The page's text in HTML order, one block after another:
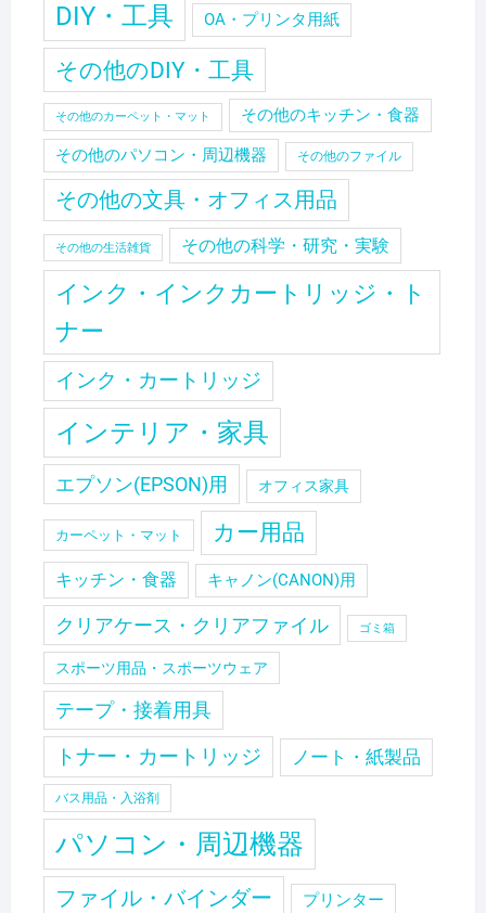
DIY・工具 OA・プリンタ用紙
その他のDIY・工具
その他のカーペット・マット その他のキッチン・食器
その他のパソコン・周辺機器 その他のファイル
その他の文具・オフィス用品
その他の生活雑貨 その他の科学・研究・実験
インク・インクカートリッジ・ト
ナー
インク・カートリッジ
インテリア・家具
エプソン(EPSON)用 オフィス家具
カーペット・マット カー用品
キッチン・食器 キャノン(CANON)用
クリアケース・クリアファイル ゴミ箱
スポーツ用品・スポーツウェア
テープ・接着用具
トナー・カートリッジ ノート・紙製品
バス用品・入浴剤
パソコン・周辺機器
ファイル・バインダー プリンター